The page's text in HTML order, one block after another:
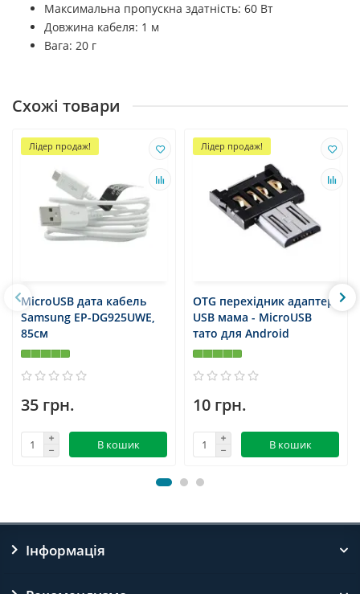
Максимальна пропускна здатність: 60 Вт
Довжина кабеля: 1 м
Вага: 20 г
Схожі товари
Лідер продаж!
MicroUSB дата кабель
Samsung EP-DG925UWE,
85cм
35 грн.
В кошик
Лідер продаж!
OTG перехідник адаптер
USB мама - MicroUSB
тато для Android
10 грн.
В кошик
Інформація